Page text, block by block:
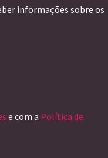
informações sobre os
e com a Política de